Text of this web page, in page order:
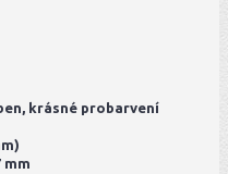
krásné probarvení
mm